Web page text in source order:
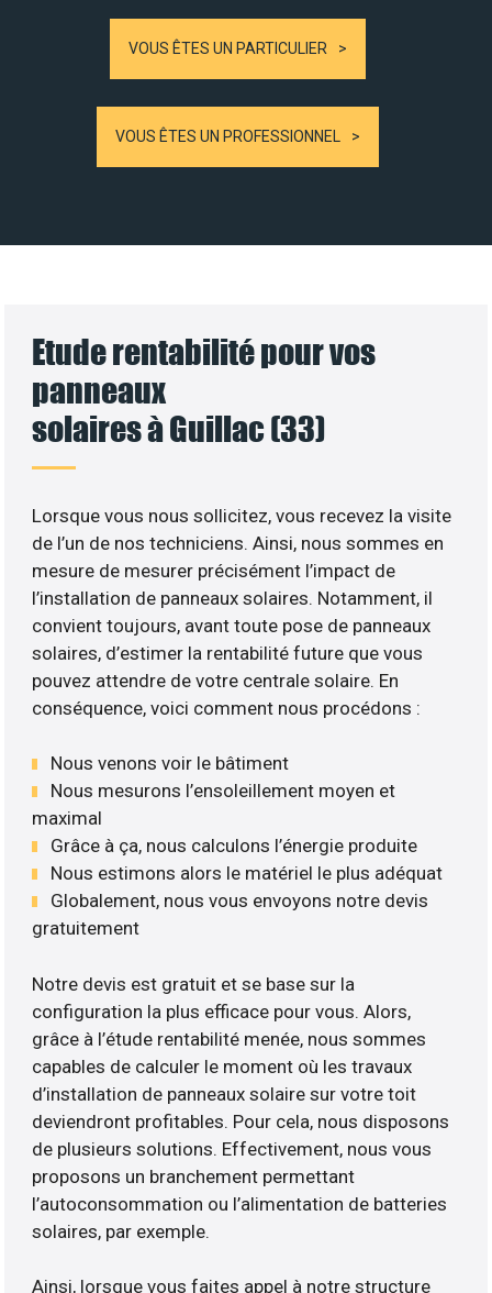
VOUS ÊTES UN PARTICULIER
VOUS ÊTES UN PROFESSIONNEL
Etude rentabilité pour vos
panneaux
solaires à Guillac (33)
Lorsque vous nous sollicitez, vous recevez la visite
de l’un de nos techniciens. Ainsi, nous sommes en
mesure de mesurer précisément l’impact de
l’installation de panneaux solaires. Notamment, il
convient toujours, avant toute pose de panneaux
solaires, d’estimer la rentabilité future que vous
pouvez attendre de votre centrale solaire. En
conséquence, voici comment nous procédons :
Nous venons voir le bâtiment
Nous mesurons l’ensoleillement moyen et
maximal
Grâce à ça, nous calculons l’énergie produite
Nous estimons alors le matériel le plus adéquat
Globalement, nous vous envoyons notre devis
gratuitement
Notre devis est gratuit et se base sur la
configuration la plus efficace pour vous. Alors,
grâce à l’étude rentabilité menée, nous sommes
capables de calculer le moment où les travaux
d’installation de panneaux solaire sur votre toit
deviendront profitables. Pour cela, nous disposons
de plusieurs solutions. Effectivement, nous vous
proposons un branchement permettant
l’autoconsommation ou l’alimentation de batteries
solaires, par exemple.
Ainsi, lorsque vous faites appel à notre structure